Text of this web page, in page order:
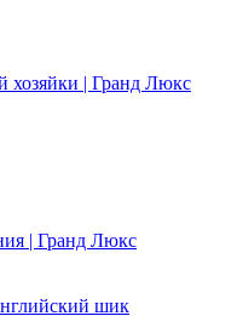
хозяйки | Гранд Люкс
| Гранд Люкс